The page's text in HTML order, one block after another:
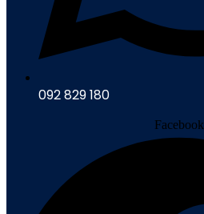
092 829 180
Facebook